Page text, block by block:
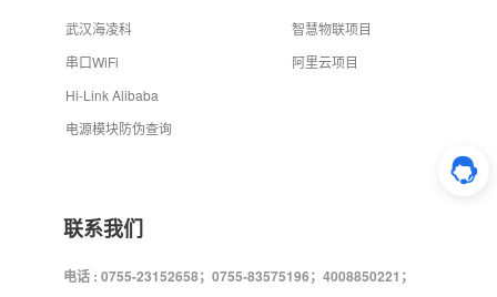
武汉海凌科
串口WiFi
Hi-Link Alibaba
电源模块防伪查询
智慧物联项目
阿里云项目
联系我们
电话 : 0755-23152658；0755-83575196；4008850221；